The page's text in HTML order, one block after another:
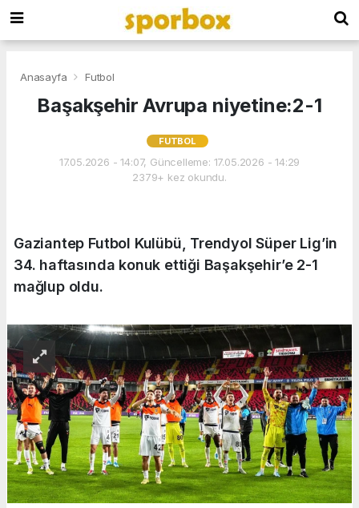
Anasayfa Futbol
Başakşehir Avrupa niyetine:2-1
FUTBOL
17.05.2026 - 14:07, Güncelleme: 17.05.2026 - 14:29
2379+ kez okundu.
Gaziantep Futbol Kulübü, Trendyol Süper Lig’in
34. haftasında konuk ettiği Başakşehir’e 2-1
mağlup oldu.